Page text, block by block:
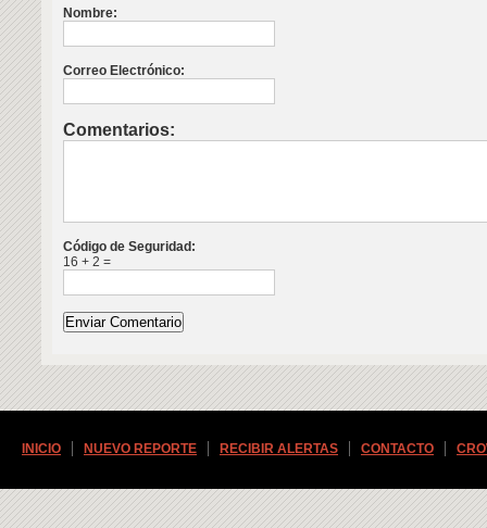
Nombre:
Correo Electrónico:
Comentarios:
Código de Seguridad:
16 + 2 =
INICIO NUEVO REPORTE RECIBIR ALERTAS CONTACTO